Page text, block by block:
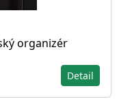
organizér
Detail